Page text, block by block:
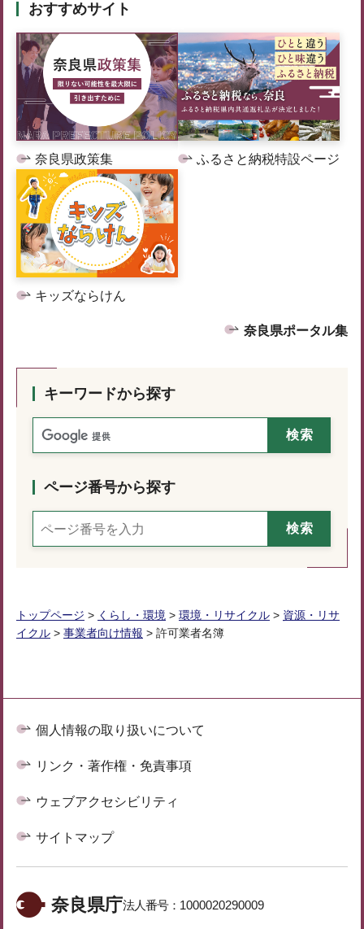
おすすめサイト
奈良県政策集 ふるさと納税特設ページ
キッズならけん
奈良県ポータル集
キーワードから探す
ページ番号から探す
トップページ > くらし・環境 > 環境・リサイクル > 資源・リサ
イクル > 事業者向け情報 > 許可業者名簿
個人情報の取り扱いについて
リンク・著作権・免責事項
ウェブアクセシビリティ
サイトマップ
奈良県庁法人番号： 1000020290009